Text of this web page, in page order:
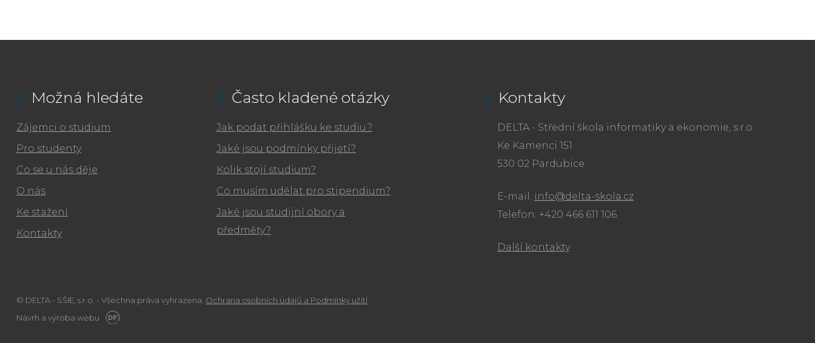
Možná hledáte
Zájemci o studium
Pro studenty
Co se u nás děje
O nás
Ke stažení
Kontakty
Často kladené otázky
Jak podat přihlášku ke studiu?
Jaké jsou podmínky přijetí?
Kolik stojí studium?
Co musím udělat pro stipendium?
Jaké jsou studijní obory a
předměty?
Kontakty
DELTA - Střední škola informatiky a ekonomie, s.r.o.
Ke Kamenci 151
530 02 Pardubice
E-mail: info@delta-skola.cz
Telefon: +420 466 611 106
Další kontakty
© DELTA - SŠIE, s.r.o. - Všechna práva vyhrazena. Ochrana osobních údajů a Podmínky užití
Návrh a výroba webu